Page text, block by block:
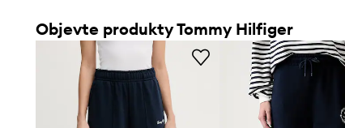
Objevte produkty Tommy Hilfiger